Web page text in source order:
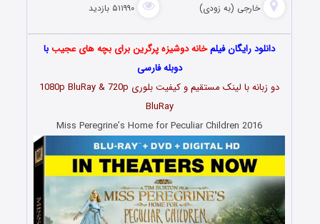
خارجی (به زودی) ۵۱۱۹۹۰ بازدید
دانلود رایگان فیلمخانه دوشیزه پرگرین برای بچه های عجیببا
دوبله فارسی
دو زبانه با لینک مستقیم و کیفیت بلوری 1080p BluRay & 720p
BluRay
Miss Peregrine’s Home for Peculiar Children 2016